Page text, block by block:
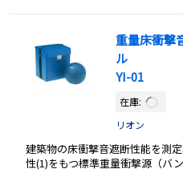
重量床衝撃
ル
YI-01
在庫:
リオン
建築物の床衝撃音遮断性能を測
性(1)をもつ標準重量衝撃源（バ